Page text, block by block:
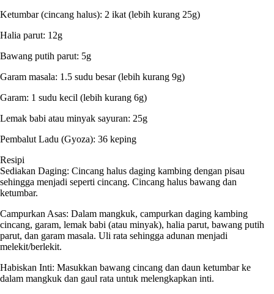
Ketumbar (cincang halus): 2 ikat (lebih kurang 25g)
Halia parut: 12g
Bawang putih parut: 5g
Garam masala: 1.5 sudu besar (lebih kurang 9g)
Garam: 1 sudu kecil (lebih kurang 6g)
Lemak babi atau minyak sayuran: 25g
Pembalut Ladu (Gyoza): 36 keping
Resipi
Sediakan Daging: Cincang halus daging kambing dengan pisau
sehingga menjadi seperti cincang. Cincang halus bawang dan
ketumbar.
Campurkan Asas: Dalam mangkuk, campurkan daging kambing
cincang, garam, lemak babi (atau minyak), halia parut, bawang putih
parut, dan garam masala. Uli rata sehingga adunan menjadi
melekit/berlekit.
Habiskan Inti: Masukkan bawang cincang dan daun ketumbar ke
dalam mangkuk dan gaul rata untuk melengkapkan inti.